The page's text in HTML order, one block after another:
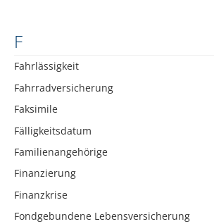
F
Fahrlässigkeit
Fahrradversicherung
Faksimile
Fälligkeitsdatum
Familienangehörige
Finanzierung
Finanzkrise
Fondgebundene Lebensversicherung